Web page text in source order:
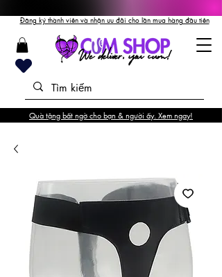
Đăng ký thành viên và nhận ưu đãi cho lần mua hàng đầu tiên
Quà tặng bất ngờ cho bạn & người ấy. Xem ngay!